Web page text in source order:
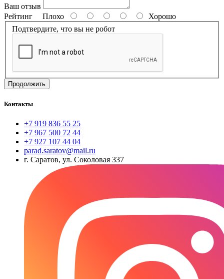
Ваш отзыв
Рейтинг Плохо
Хорошо
Подтвердите, что вы не робот
Продолжить
Контакты
+7 919 836 55 25
+7 967 500 72 44
+7 927 107 44 04
parad.saratov@mail.ru
г. Саратов, ул. Соколовая 337